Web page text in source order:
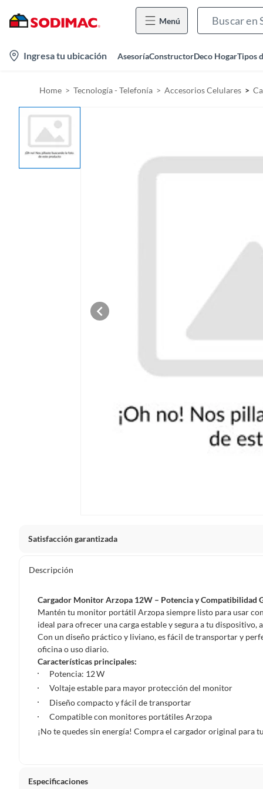
Menú
Ingresa tu ubicación AsesoríaConstructorDeco HogarTipos
Home Tecnología - Telefonía Accesorios Celulares
Satisfacción garantizada
Debe estar en perfecto estado, con todas sus etiquetas,
Productos que, por su naturaleza, no puedan ser devueltos,
Confeccionados a la medida.
De uso personal.
En sodimac.cl te damos30 días desde que recibes el
etiquetas y sin uso, tal como te lo entregamos.
Productos digitales que se entregan a través de una
programas para el computador.
Productos a pedido o confeccionados a medida.
Productos que han sido informados como
Pinturas de un color a solicitud.
Descripción
Cargador Monitor Arzopa 12W – Potencia y Compatibilidad
Mantén tu monitor portátil Arzopa siempre listo para usar
ideal para ofrecer una carga estable y segura a tu
Con un diseño práctico y liviano, es fácil de transportar y
oficina o uso diario.
Características principales:
Potencia: 12 W
Voltaje estable para mayor protección del monitor
Diseño compacto y fácil de transportar
Compatible con monitores portátiles Arzopa
¡No te quedes sin energía! Compra el cargador original
Especificaciones